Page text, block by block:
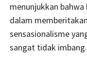
menunjukkan
dalam
sensasionalisme
sangat tidak imbang.